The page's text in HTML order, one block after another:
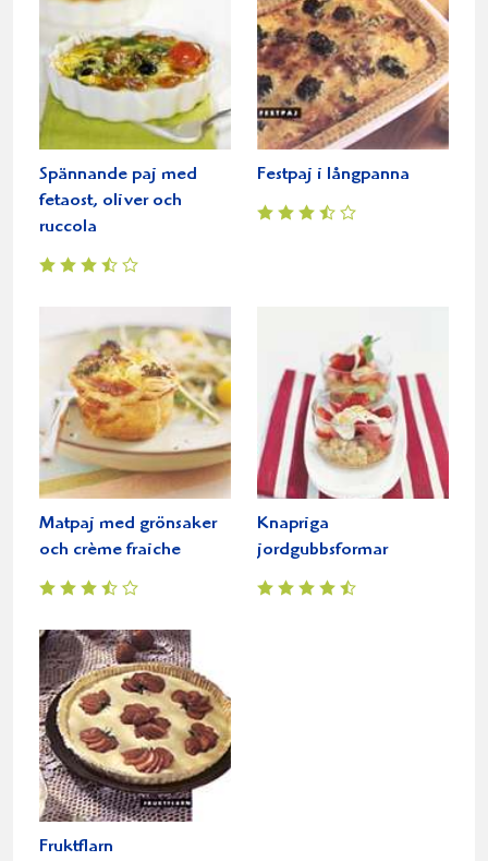
Spännande paj med
fetaost, oliver och
ruccola
Festpaj i långpanna
Matpaj med grönsaker
och crème fraiche
Knapriga
jordgubbsformar
Fruktflarn